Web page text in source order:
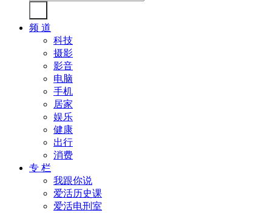
频 道
科技
摄影
影音
电脑
手机
居家
娱乐
健康
出行
消费
专 栏
我跟你说
爱活历史课
爱活电刑室